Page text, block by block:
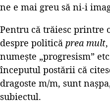
ne e mai greu să ni-i
Pentru că trăiesc printre
despre politică prea mult
numește „progresism”
începutul postării că
dragoste m/m, sunt
subiectul.